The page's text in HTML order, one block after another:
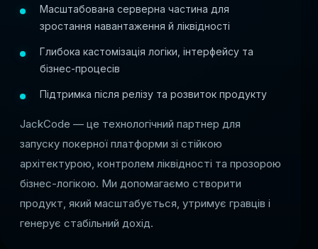
Масштабована серверна частина для
зростання навантаження й ліквідності
Глибока кастомізація логіки, інтерфейсу та
бізнес-процесів
Підтримка після релізу та розвиток продукту
JackCode — це технологічний партнер для
запуску покерної платформи зі стійкою
архітектурою, контролем ліквідності та прозорою
бізнес-логікою. Ми допомагаємо створити
продукт, який масштабується, утримує гравців і
генерує стабільний дохід.